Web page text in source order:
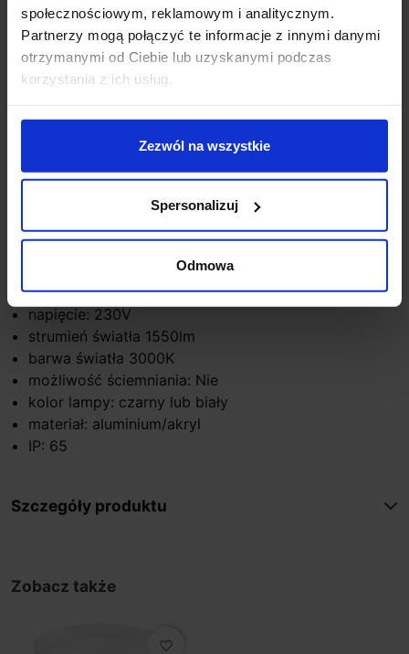
społecznościowym, reklamowym i analitycznym.
Partnerzy mogą połączyć te informacje z innymi danymi
otrzymanymi od Ciebie lub uzyskanymi podczas
korzystania z ich usług.
Zezwól na wszystkie
Spersonalizuj
Odmowa
Zapytaj o produkt
wysokość (cm): 7
rodzaj trzonka: LED zintegrowany
max moc źródła: 20W
napięcie: 230V
strumień światła 1550lm
barwa światła 3000K
możliwość ściemniania: Nie
kolor lampy: czarny lub biały
materiał: aluminium/akryl
IP: 65
Szczegóły produktu
Zobacz także
favorite_border